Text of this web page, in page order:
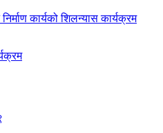
कार्यको शिलन्यास कार्यक्रम